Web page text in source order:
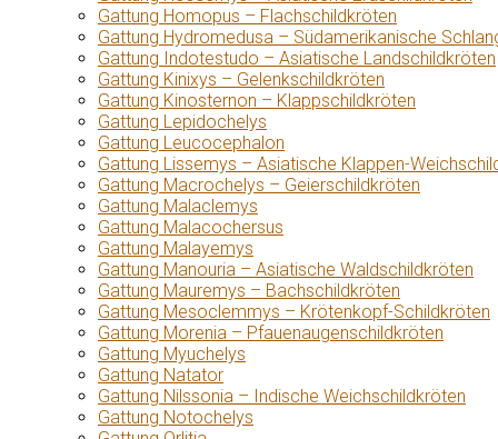
Gattung Homopus – Flachschildkröten
Gattung Hydromedusa – Südamerikanische
Gattung Indotestudo – Asiatische Landschildkröten
Gattung Kinixys – Gelenkschildkröten
Gattung Kinosternon – Klappschildkröten
Gattung Lepidochelys
Gattung Leucocephalon
Gattung Lissemys – Asiatische Klappen-
Gattung Macrochelys – Geierschildkröten
Gattung Malaclemys
Gattung Malacochersus
Gattung Malayemys
Gattung Manouria – Asiatische Waldschildkröten
Gattung Mauremys – Bachschildkröten
Gattung Mesoclemmys – Krötenkopf-Schildkröten
Gattung Morenia – Pfauenaugenschildkröten
Gattung Myuchelys
Gattung Natator
Gattung Nilssonia – Indische Weichschildkröten
Gattung Notochelys